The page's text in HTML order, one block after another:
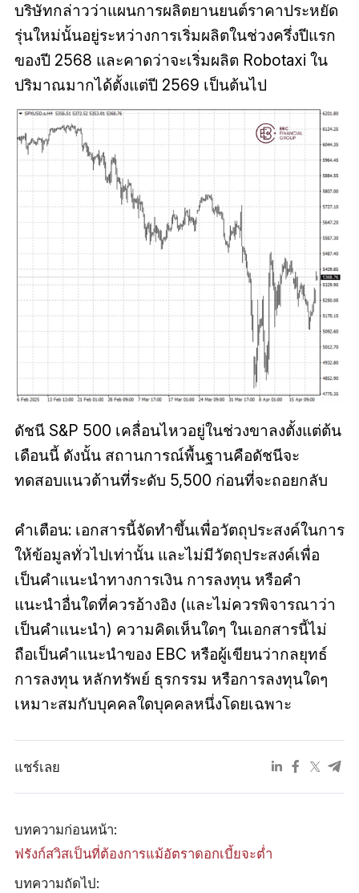
บริษัทกล่าวว่าแผนการผลิตยานยนต์ราคาประหยัด
รุ่นใหม่นั้นอยู่ระหว่างการเริ่มผลิตในช่วงครึ่งปีแรก
ของปี 2568 และคาดว่าจะเริ่มผลิต Robotaxi ใน
ปริมาณมากได้ตั้งแต่ปี 2569 เป็นต้นไป
ดัชนี S&P 500 เคลื่อนไหวอยู่ในช่วงขาลงตั้งแต่ต้น
เดือนนี้ ดังนั้น สถานการณ์พื้นฐานคือดัชนีจะ
ทดสอบแนวต้านที่ระดับ 5,500 ก่อนที่จะถอยกลับ
คำเตือน: เอกสารนี้จัดทำขึ้นเพื่อวัตถุประสงค์ในการ
ให้ข้อมูลทั่วไปเท่านั้น และไม่มีวัตถุประสงค์เพื่อ
เป็นคำแนะนำทางการเงิน การลงทุน หรือคำ
แนะนำอื่นใดที่ควรอ้างอิง (และไม่ควรพิจารณาว่า
เป็นคำแนะนำ) ความคิดเห็นใดๆ ในเอกสารนี้ไม่
ถือเป็นคำแนะนำของ EBC หรือผู้เขียนว่ากลยุทธ์
การลงทุน หลักทรัพย์ ธุรกรรม หรือการลงทุนใดๆ
เหมาะสมกับบุคคลใดบุคคลหนึ่งโดยเฉพาะ
แชร์เลย
บทความก่อนหน้า:
ฟรังก์สวิสเป็นที่ต้องการแม้อัตราดอกเบี้ยจะต่ำ
บทความถัดไป: